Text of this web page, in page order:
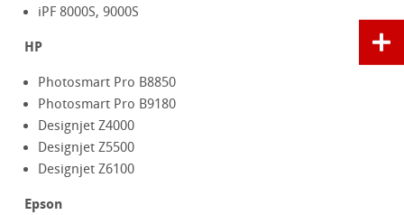
iPF 8000S, 9000S
HP
Photosmart Pro B8850
Photosmart Pro B9180
Designjet Z4000
Designjet Z5500
Designjet Z6100
Epson